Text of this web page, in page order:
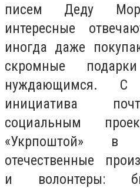
писем Деду
интересные
иногда даже
скромные
нуждающимся. С
инициатива
социальным
«Укрпоштой» в
отечественные
и волонтеры: